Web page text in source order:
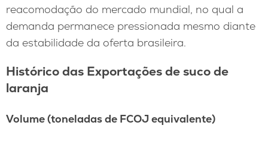
reacomodação do mercado mundial, no qual a
demanda permanece pressionada mesmo diante
da estabilidade da oferta brasileira.
Histórico das Exportações de suco de
laranja
Volume (toneladas de FCOJ equivalente)